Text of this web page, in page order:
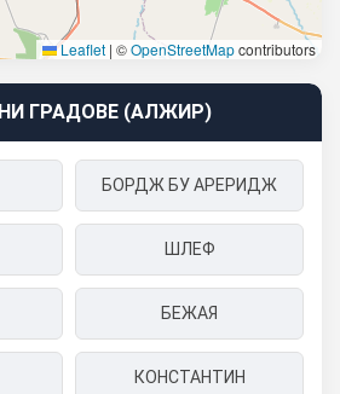
Leaflet | ©OpenStreetMapcontributors
ГРАДОВЕ (АЛЖИР)
БОРДЖ БУ АРЕРИДЖ
ШЛЕФ
БЕЖАЯ
КОНСТАНТИН